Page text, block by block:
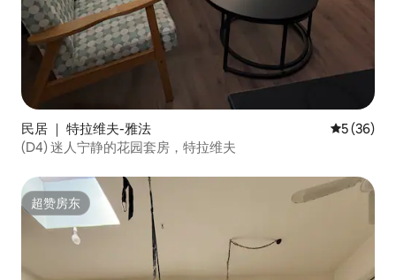
民居 ｜ 特拉维夫-雅法 平均评分
5 (36)
(D4) 迷人宁静的花园套房，特拉维夫
超赞房东
超赞房东